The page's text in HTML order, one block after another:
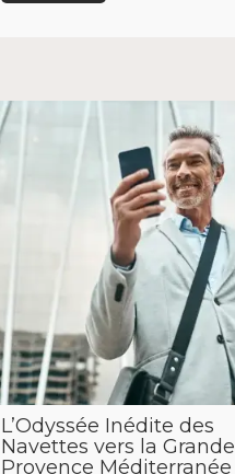
L’Odyssée Inédite des
Navettes vers la Grande
Provence Méditerranée